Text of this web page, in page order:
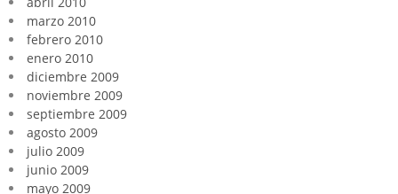
marzo 2010
febrero 2010
enero 2010
diciembre 2009
noviembre 2009
septiembre 2009
agosto 2009
julio 2009
junio 2009
mayo 2009